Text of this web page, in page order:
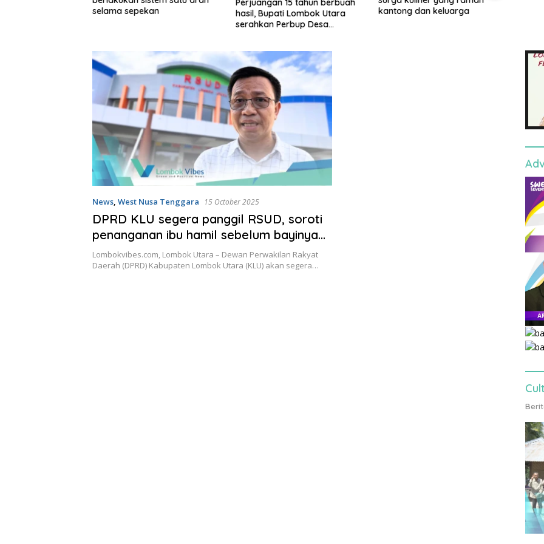
selama sepekan
hasil, Bupati Lombok Utara
serahkan Perbup Desa
kantong dan keluarga
News, West Nusa Tenggara 15 October 2025
DPRD KLU segera panggil RSUD, soroti
penanganan ibu hamil sebelum bayinya
meninggal
Lombokvibes.com, Lombok Utara – Dewan Perwakilan Rakyat
Daerah (DPRD) Kabupaten Lombok Utara (KLU) akan segera…